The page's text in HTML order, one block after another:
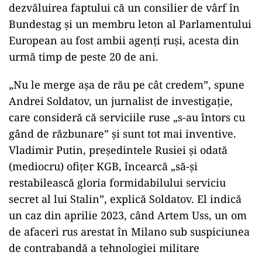
dezvăluirea faptului că un consilier de vârf în
Bundestag și un membru leton al Parlamentului
European au fost ambii agenți ruși, acesta din
urmă timp de peste 20 de ani.
„Nu le merge așa de rău pe cât credem”, spune
Andrei Soldatov, un jurnalist de investigație,
care consideră că serviciile ruse „s-au întors cu
gând de răzbunare” și sunt tot mai inventive.
Vladimir Putin, președintele Rusiei și odată
(mediocru) ofițer KGB, încearcă „să-și
restabilească gloria formidabilului serviciu
secret al lui Stalin”, explică Soldatov. El indică
un caz din aprilie 2023, când Artem Uss, un om
de afaceri rus arestat în Milano sub suspiciunea
de contrabandă a tehnologiei militare